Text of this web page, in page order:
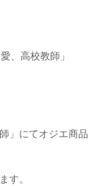
、高校教師」
」にてオジエ商品
す。